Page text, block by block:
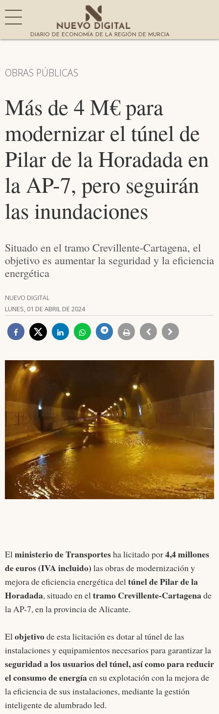
DIARIO DE ECONOMÍA DE LA REGIÓN DE MURCIA
OBRAS PÚBLICAS
Más de 4 M€ para
modernizar el túnel de
Pilar de la Horadada en
la AP-7, pero seguirán
las inundaciones
Situado en el tramo Crevillente-Cartagena, el
objetivo es aumentar la seguridad y la eficiencia
energética
NUEVO DIGITAL
LUNES, 01 DE ABRIL DE 2024
Elministerio de Transportesha licitado por4,4 millones
de euros (IVA incluido) las obras de modernización y
mejora de eficiencia energética deltúnel de Pilar de la
Horadada, situado en eltramo Crevillente-Cartagenade
la AP-7, en la provincia de Alicante.
Elobjetivode esta licitación es dotar al túnel de las
instalaciones y equipamientos necesarios para garantizar la
seguridad a los usuarios del túnel, así como para reducir
el consumo de energíaen su explotación con la mejora de
la eficiencia de sus instalaciones, mediante la gestión
inteligente de alumbrado led.